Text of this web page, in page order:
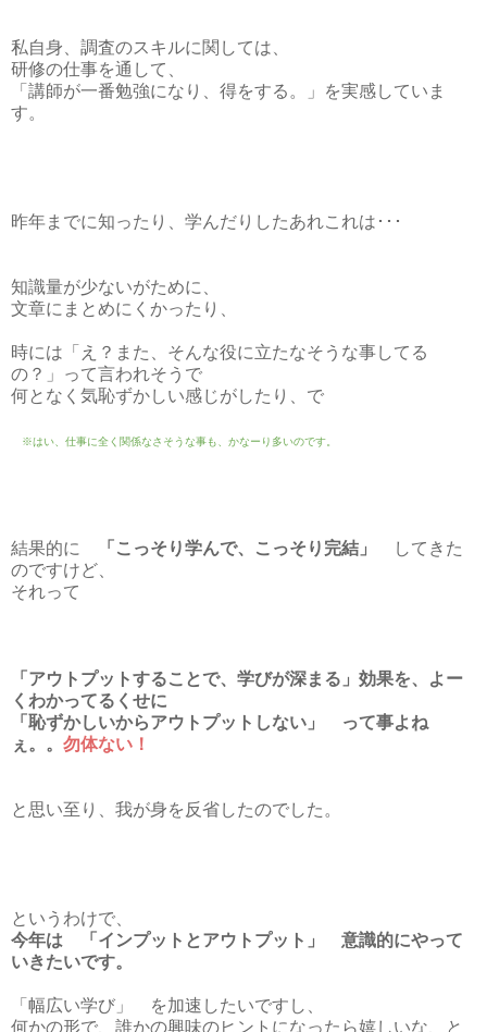
私自身、調査のスキルに関しては、
研修の仕事を通して、
「講師が一番勉強になり、得をする。」を実感していま
す。
昨年までに知ったり、学んだりしたあれこれは･･･
知識量が少ないがために、
文章にまとめにくかったり、
時には「え？また、そんな役に立たなそうな事してる
の？」って言われそうで
何となく気恥ずかしい感じがしたり、で
※はい、仕事に全く関係なさそうな事も、かなーり多いのです。
結果的に 「こっそり学んで、こっそり完結」
してきた
のですけど、
それって
「アウトプットすることで、学びが深まる」効果を、よー
くわかってるくせに
「恥ずかしいからアウトプットしない」 って事よね
ぇ。。 勿体ない！
と思い至り、我が身を反省したのでした。
というわけで、
今年は 「インプットとアウトプット」 意識的にやって
いきたいです。
「幅広い学び」 を加速したいですし、
何かの形で、誰かの興味のヒントになったら嬉しいな、と